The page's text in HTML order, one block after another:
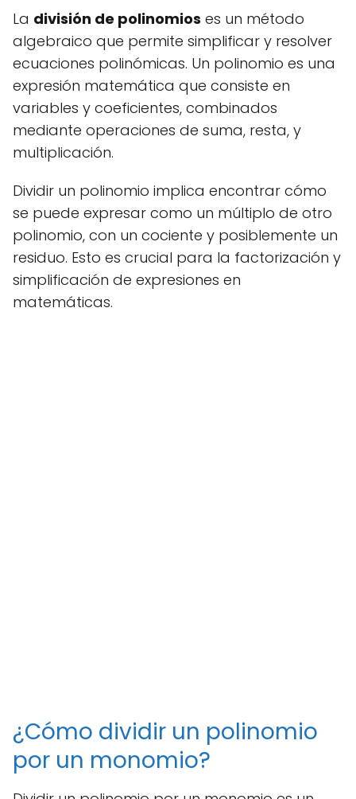
La división de polinomios es un método
algebraico que permite simplificar y resolver
ecuaciones polinómicas. Un polinomio es una
expresión matemática que consiste en
variables y coeficientes, combinados
mediante operaciones de suma, resta, y
multiplicación.
Dividir un polinomio implica encontrar cómo
se puede expresar como un múltiplo de otro
polinomio, con un cociente y posiblemente un
residuo. Esto es crucial para la factorización y
simplificación de expresiones en
matemáticas.
¿Cómo dividir un polinomio
por un monomio?